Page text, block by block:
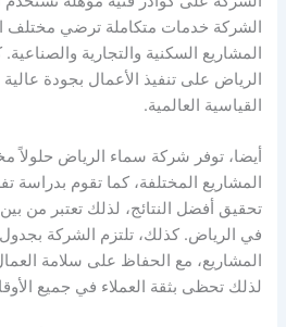
الشركة خدمات متكاملة ترضي مختلف
المشاريع السكنية والتجارية
الرياض على تنفيذ الأعمال بجودة عالية
القياسية العالمية.
أيضا، توفر شركة سماء الرياض
المشاريع المختلفة، كما تقوم بدراسة
تحقيق أفضل النتائج، لذلك تعتبر من
في الرياض. كذلك، تلتزم الشركة
المشاريع، مع الحفاظ على سلامة العمال
لذلك تحظى بثقة العملاء في جميع